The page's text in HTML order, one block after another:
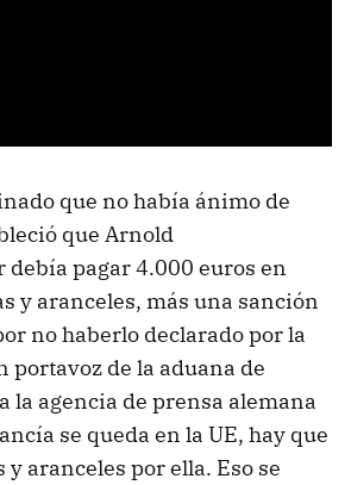
que no había ánimo de
que Arnold
debía pagar 4.000 euros en
y aranceles, más una sanción
no haberlo declarado por la
de la aduana de
a la agencia de prensa alemana
se queda en la UE, hay que
aranceles por ella. Eso se